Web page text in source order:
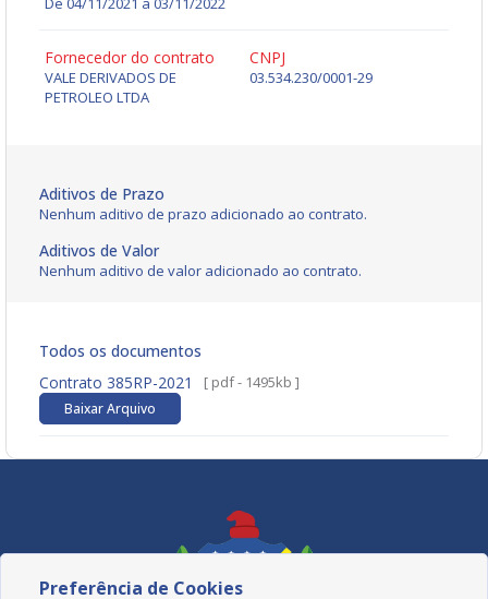
Fornecedor do contrato
VALE DERIVADOS DE
PETROLEO LTDA
CNPJ
03.534.230/0001-29
Aditivos de Prazo
Nenhum aditivo de prazo adicionado ao contrato.
Aditivos de Valor
Nenhum aditivo de valor adicionado ao contrato.
Todos os documentos
Contrato 385RP-2021
[ pdf - 1495kb ]
Baixar Arquivo
Preferência de Cookies